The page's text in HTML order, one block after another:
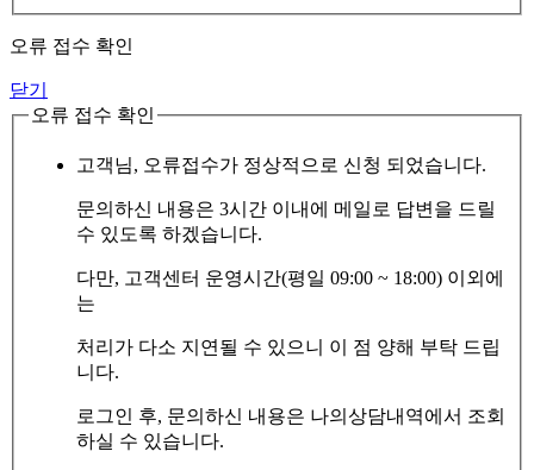
오류 접수 확인
닫기
오류 접수 확인
고객님, 오류접수가 정상적으로 신청 되었습니다.
문의하신 내용은 3시간 이내에 메일로 답변을 드릴
수 있도록 하겠습니다.
다만, 고객센터 운영시간(평일 09:00 ~ 18:00) 이외에
는
처리가 다소 지연될 수 있으니 이 점 양해 부탁 드립
니다.
로그인 후, 문의하신 내용은 나의상담내역에서 조회
하실 수 있습니다.